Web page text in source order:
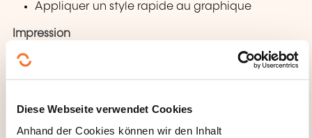
Diese Webseite verwendet Cookies
Anhand der Cookies können wir den Inhalt
Appliquer un style rapide au graphique
Impression
Modifier l’orientation des pages à l’impression
Utiliser l’aperçu avant impression
Créer des pieds de page (impression en mode